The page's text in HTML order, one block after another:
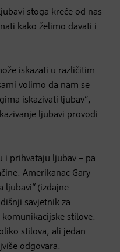
stoga kreće od nas
kako želimo davati i
iskazati u različitim
volimo da nam se
iskazivati ljubav“,
ljubavi provodi
i prihvataju ljubav – pa
Amerikanac Gary
ljubavi“ (izdajne
savjetnik za
stilove.
stilova, ali jedan
odgovara.